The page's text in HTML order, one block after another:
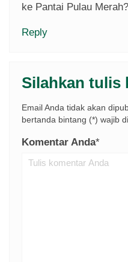
ke Pantai Pulau Merah?
Reply
Silahkan tulis
Email Anda tidak akan
bertanda bintang (*) wajib
Komentar Anda*